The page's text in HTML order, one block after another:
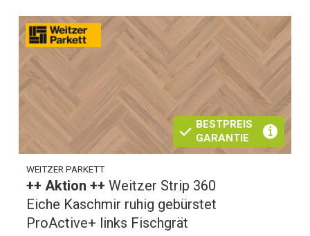
BESTPREIS
GARANTIE
WEITZER PARKETT
++ Aktion ++Weitzer Strip 360
Eiche Kaschmir ruhig gebürstet
ProActive+ links Fischgrät